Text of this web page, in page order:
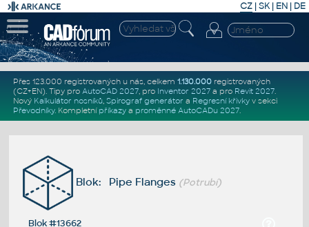
CZ | SK| EN | DE
Přes 123.000 registrovaných u nás, celkem 1.130.000registrovaných
(CZ+EN). Tipy pro AutoCAD 2027, pro Inventor 2027a pro Revit 2027.
Nový Kalkulátor nosníků, Spirograf generátor a Regresní křivkyv sekci
Převodníky. Kompletní příkazya proměnné AutoCADu 2027.
Blok: Pipe Flanges (Potrubí)
Blok #13662